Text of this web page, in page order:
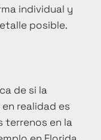
individual y
posible.
de si la
realidad es
terrenos en la